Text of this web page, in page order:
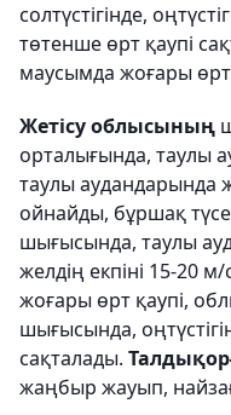
солтүстігінде,
төтенше өрт қаупі
маусымда жоғары өрт
Жетісу облысының
орталығында, таулы
таулы аудандарында
ойнайды, бұршақ
шығысында, таулы
желдің екпіні 15-20
жоғары өрт қаупі,
шығысында,
сақталады.
жаңбыр жауып,